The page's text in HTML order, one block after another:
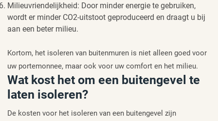
Milieuvriendelijkheid: Door minder energie te gebruiken,
wordt er minder CO2-uitstoot geproduceerd en draagt u bij
aan een beter milieu.
Kortom, het isoleren van buitenmuren is niet alleen goed voor
uw portemonnee, maar ook voor uw comfort en het milieu.
Wat kost het om een buitengevel te
laten isoleren?
De kosten voor het isoleren van een buitengevel zijn